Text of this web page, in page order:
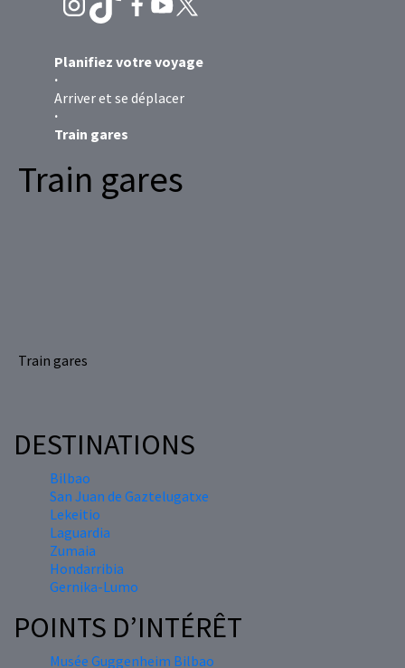
Planifiez votre voyage
Arriver et se déplacer
Train gares
Train gares
Train gares
DESTINATIONS
Bilbao
San Juan de Gaztelugatxe
Lekeitio
Laguardia
Zumaia
Hondarribia
Gernika-Lumo
POINTS D’INTÉRÊT
Musée Guggenheim Bilbao